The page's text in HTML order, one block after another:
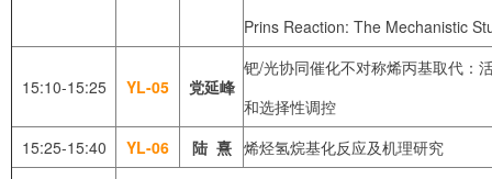
Prins Reaction: The Mechanistic
15:10-15:25 YL-05 党延峰
钯/光协同催化不对称烯丙基取代：
和选择性调控
15:25-15:40
YL-06 陆 熹 烯烃氢烷基化反应及机理研究